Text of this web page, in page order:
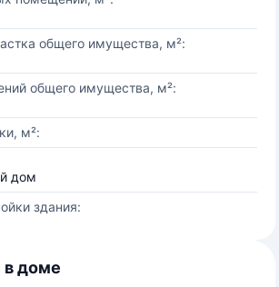
общего имущества, м²:
общего имущества, м²:
м²:
дом
здания:
в доме